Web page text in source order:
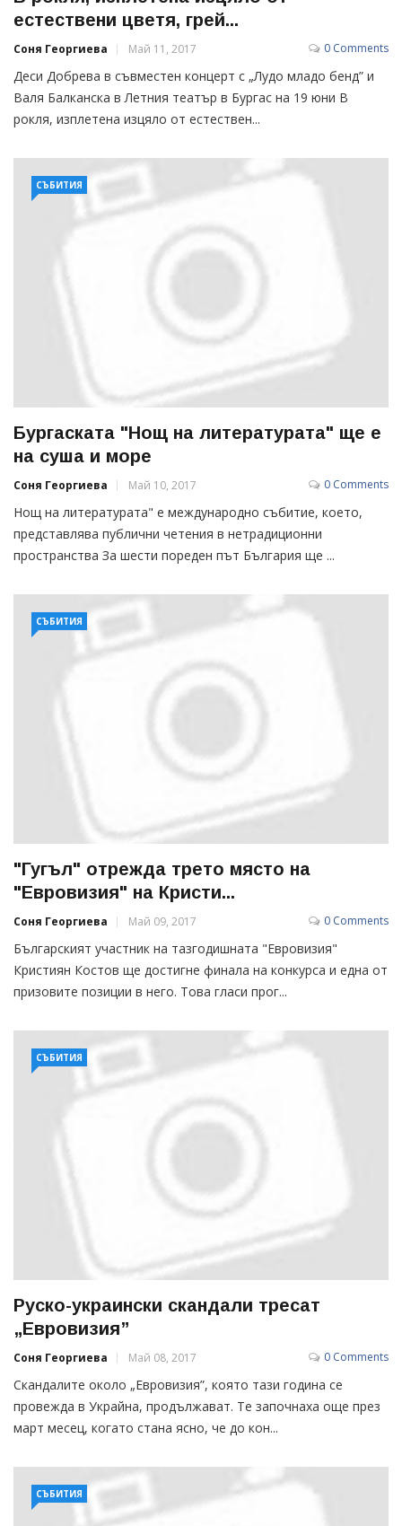
естествени цветя, грей...
Соня Георгиева Май 11, 2017 0 Comments
Деси Добрева в съвместен концерт с „Лудо младо бенд” и
Валя Балканска в Летния театър в Бургас на 19 юни В
рокля, изплетена изцяло от естествен...
СЪБИТИЯ
Бургаската "Нощ на литературата" ще е
на суша и море
Соня Георгиева Май 10, 2017 0 Comments
Нощ на литературата" е международно събитие, което,
представлява публични четения в нетрадиционни
пространства За шести пореден път България ще ...
СЪБИТИЯ
"Гугъл" отрежда трето място на
"Евровизия" на Кристи...
Соня Георгиева Май 09, 2017 0 Comments
Българският участник на тазгодишната "Евровизия"
Кристиян Костов ще достигне финала на конкурса и една от
призовите позиции в него. Това гласи прог...
СЪБИТИЯ
Руско-украински скандали тресат
„Евровизия”
Соня Георгиева Май 08, 2017 0 Comments
Скандалите около „Евровизия”, която тази година се
провежда в Украйна, продължават. Те започнаха още през
март месец, когато стана ясно, че до кон...
СЪБИТИЯ